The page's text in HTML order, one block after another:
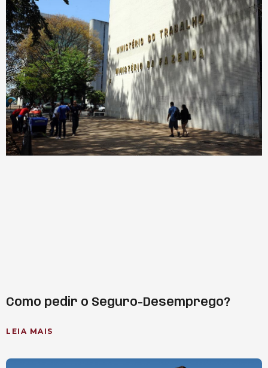
Como pedir o Seguro-Desemprego?
LEIA MAIS